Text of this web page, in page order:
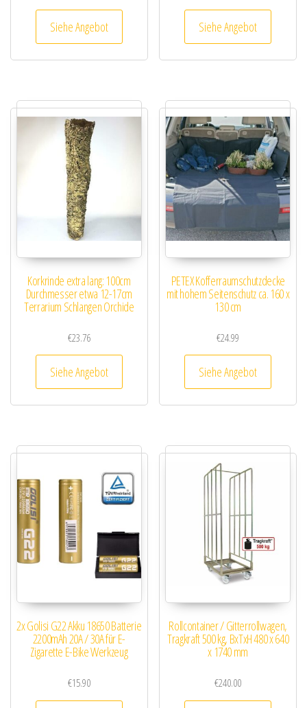
Siehe Angebot Siehe Angebot
Korkrinde extra lang: 100cm
Durchmesser etwa 12-17cm
Terrarium Schlangen Orchide
€23.76
Siehe Angebot
PETEX Kofferraumschutzdecke
mit hohem Seitenschutz ca. 160 x
130 cm
€24.99
Siehe Angebot
2x Golisi G22 Akku 18650 Batterie
2200mAh 20A / 30A für E-
Zigarette E-Bike Werkzeug
€15.90
Rollcontainer / Gitterrollwagen,
Tragkraft 500 kg, BxTxH 480 x 640
x 1740 mm
€240.00